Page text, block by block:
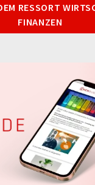
RESSORT
FINANZEN